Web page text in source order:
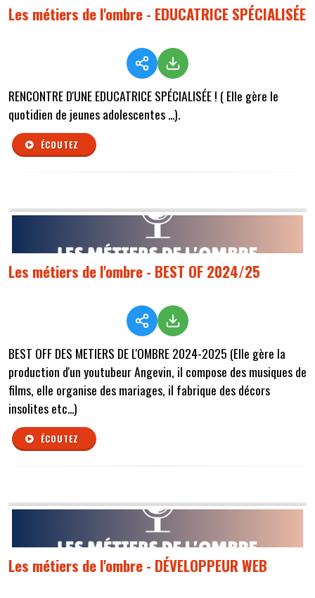
Les métiers de l'ombre - EDUCATRICE SPÉCIALISÉE
RENCONTRE D'UNE EDUCATRICE SPÉCIALISÉE ! ( Elle gère le
quotidien de jeunes adolescentes ...).
ÉCOUTEZ
Les métiers de l'ombre - BEST OF 2024/25
BEST OFF DES METIERS DE L'OMBRE 2024-2025 (Elle gère la
production d'un youtubeur Angevin, il compose des musiques de
films, elle organise des mariages, il fabrique des décors
insolites etc...)
ÉCOUTEZ
Les métiers de l'ombre - DÉVELOPPEUR WEB